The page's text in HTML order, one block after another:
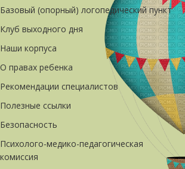
Базовый (опорный) логопедический пункт
Клуб выходного дня
Наши корпуса
О правах ребенка
Рекомендации специалистов
Полезные ссылки
Безопасность
Психолого-медико-педагогическая
комиссия